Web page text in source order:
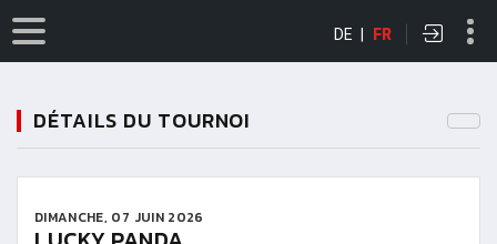
DE | FR
DÉTAILS DU TOURNOI
DIMANCHE, 07 JUIN 2026